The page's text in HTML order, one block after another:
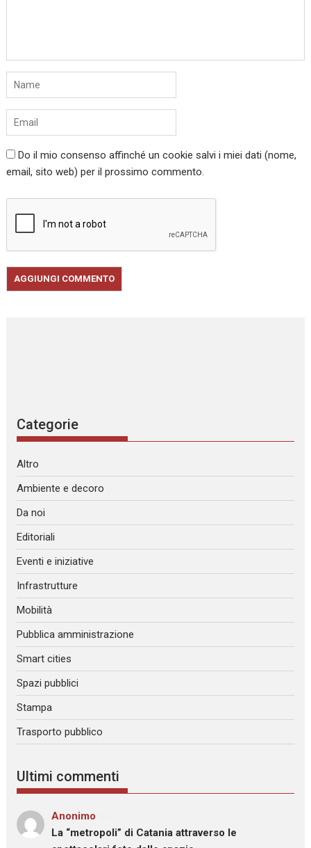
Do il mio consenso affinché un cookie salvi i miei dati (nome,
email, sito web) per il prossimo commento.
Categorie
Altro
Ambiente e decoro
Da noi
Editoriali
Eventi e iniziative
Infrastrutture
Mobilità
Pubblica amministrazione
Smart cities
Spazi pubblici
Stampa
Trasporto pubblico
Ultimi commenti
Anonimo
La “metropoli” di Catania attraverso le